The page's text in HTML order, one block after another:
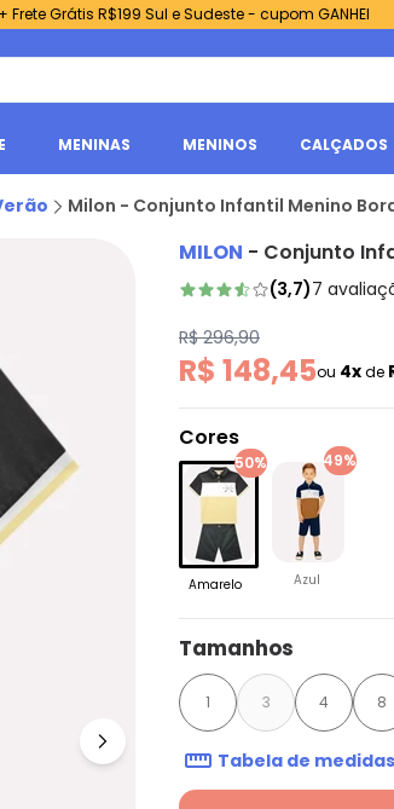
Frete Grátis R$199 Sul e Sudeste - cupom GANHEI
MENINAS MENINOS CALÇADOS
Milon - Conjunto Infantil Menino
MILON - Conjunto
(3,7)7
R$ 296,90
R$ 148,45ou 4xde
Cores
50%
Amarelo
49%
Azul
Tamanhos
1 3 4 8
Tabela de medidas